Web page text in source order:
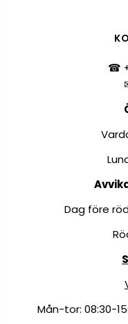
☎
Dag före
Mån-tor: 08:30-